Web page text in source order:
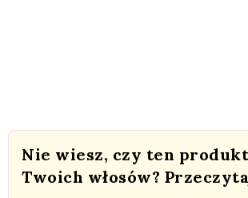
Nie wiesz, czy ten
Twoich włosów?